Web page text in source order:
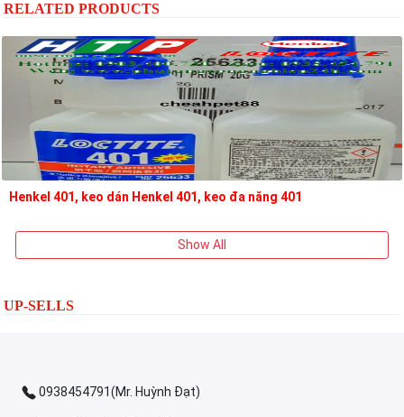
RELATED PRODUCTS
Henkel 401, keo dán Henkel 401, keo đa năng 401
Show All
UP-SELLS
0938454791(Mr. Huỳnh Đạt)